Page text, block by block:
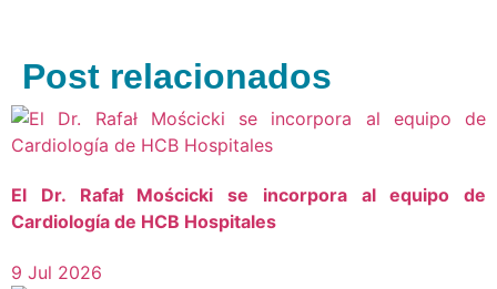
Post relacionados
El Dr. Rafał Mościcki se incorpora al equipo de
Cardiología de HCB Hospitales
9 Jul 2026